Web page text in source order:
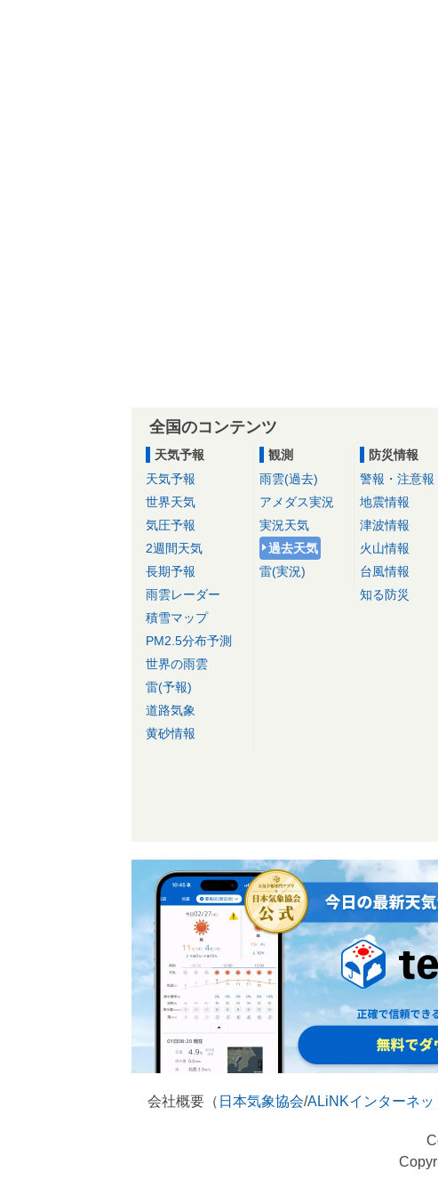
全国のコンテンツ
天気予報
天気予報
世界天気
気圧予報
2週間天気
長期予報
雨雲レーダー
積雪マップ
PM2.5分布予測
世界の雨雲
雷(予報)
道路気象
黄砂情報
観測
雨雲(過去)
アメダス実況
実況天気
過去天気
雷(実況)
防災情報
警報・注意報
地震情報
津波情報
火山情報
台風情報
知る防災
会社概要（ 日本気象協会/ALiNKインターネッ